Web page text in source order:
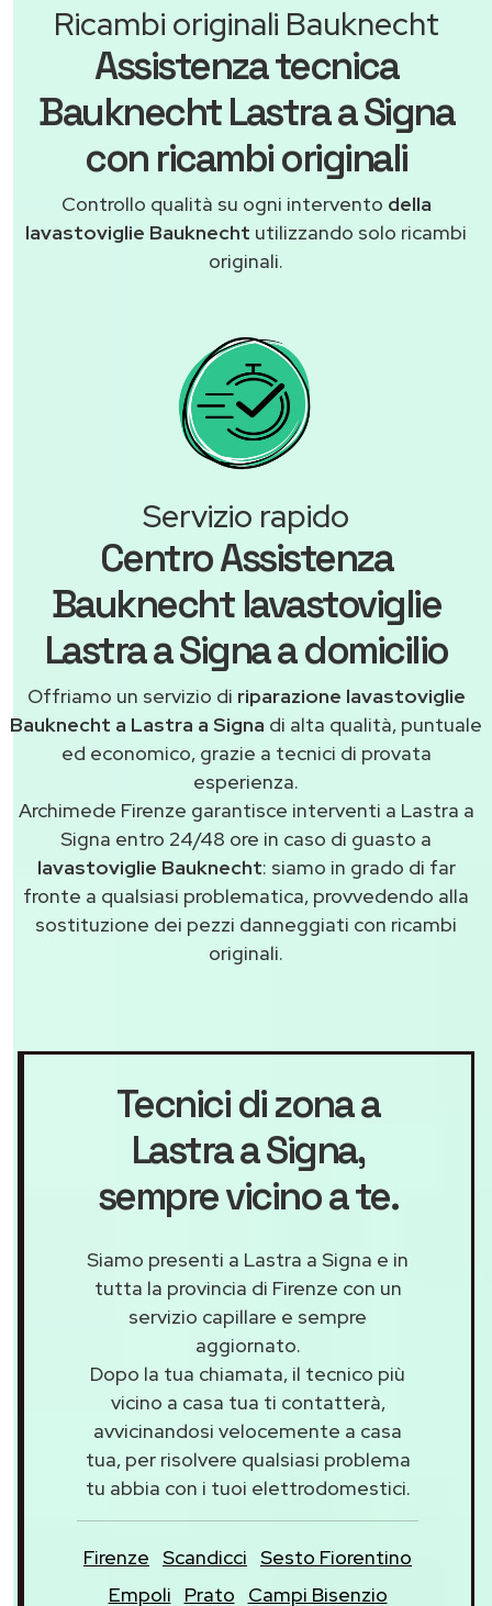
Ricambi originali Bauknecht
Assistenza tecnica
Bauknecht Lastra a Signa
con ricambi originali
Controllo qualità su ogni intervento della
lavastoviglie Bauknecht utilizzando solo ricambi
originali.
Servizio rapido
Centro Assistenza
Bauknecht lavastoviglie
Lastra a Signa a domicilio
Offriamo un servizio di riparazione lavastoviglie
Bauknecht a Lastra a Signa di alta qualità, puntuale
ed economico, grazie a tecnici di provata
esperienza.
Archimede Firenze garantisce interventi a Lastra a
Signa entro 24/48 ore in caso di guasto a
lavastoviglie Bauknecht: siamo in grado di far
fronte a qualsiasi problematica, provvedendo alla
sostituzione dei pezzi danneggiati con ricambi
originali.
Tecnici di zona a
Lastra a Signa,
sempre vicino a te.
Siamo presenti a Lastra a Signa e in
tutta la provincia di Firenze con un
servizio capillare e sempre
aggiornato.
Dopo la tua chiamata, il tecnico più
vicino a casa tua ti contatterà,
avvicinandosi velocemente a casa
tua, per risolvere qualsiasi problema
tu abbia con i tuoi elettrodomestici.
Firenze Scandicci Sesto Fiorentino
Empoli
Prato Campi Bisenzio